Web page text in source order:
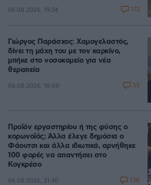
06.08.2026, 19:34 173
Γιώργος Παράσχος: Χαμογελαστός,
δίνει τη μάχη του με τον καρκίνο,
μπήκε στο νοσοκομείο για νέα
θεραπεία
06.08.2026, 18:00 55
Προϊόν εργαστηρίου ή της φύσης ο
κορωνοϊός; Άλλα έλεγε δημόσια ο
Φάουτσι και άλλα ιδιωτικά, αρνήθηκε
100 φορές να απαντήσει στο
Κογκρέσο
06.08.2026, 21:40 138